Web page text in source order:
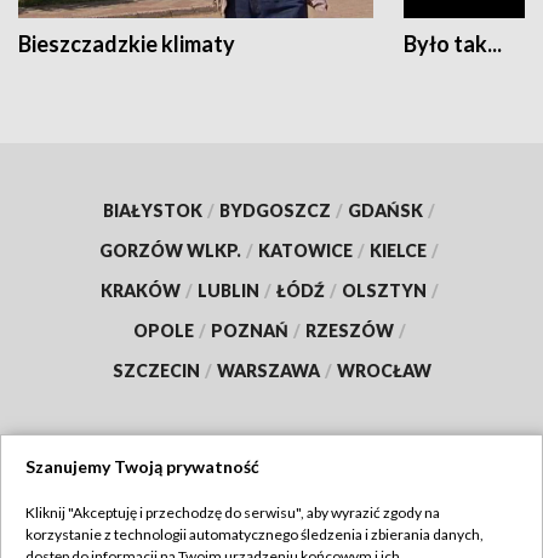
Bieszczadzkie klimaty Było tak...
BIAŁYSTOK / BYDGOSZCZ / GDAŃSK /
GORZÓW WLKP. / KATOWICE / KIELCE /
KRAKÓW / LUBLIN / ŁÓDŹ / OLSZTYN /
OPOLE / POZNAŃ / RZESZÓW /
SZCZECIN / WARSZAWA / WROCŁAW
TVP
Szanujemy Twoją prywatność
Kliknij "Akceptuję i przechodzę do serwisu", aby wyrazić zgody na
korzystanie z technologii automatycznego śledzenia i zbierania danych,